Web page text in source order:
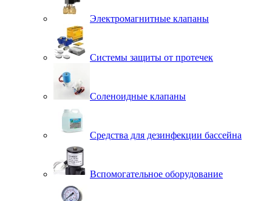
Электромагнитные клапаны
Системы защиты от протечек
Соленоидные клапаны
Средства для дезинфекции бассейна
Вспомогательное оборудование